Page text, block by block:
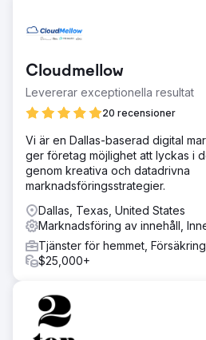
Grime Time kom till oss med ett
som hade använts för ett
soptunnor i Austin är mycket
flesta företag som aggressivt
Lösning
webbplatsarkitektur, innehåll,
mobilupplevelse. Vi genomförde
kampanj för att skaffa
hemförbättring, fastigheter och
publikationer.
Resultat
Grime Time ökade avsevärt sina
rankningar i Austin och
kommersiella och bostäder.
Cloudmellow
Levererar exceptionella resultat
20 recensioner
Vi är en Dallas-baserad digital
ger företag möjlighet att lyckas i
genom kreativa och datadrivna
marknadsföringsstrategier.
Dallas, Texas, United States
Marknadsföring av innehåll,
Tjänster för hemmet, Försäkring
$25,000+